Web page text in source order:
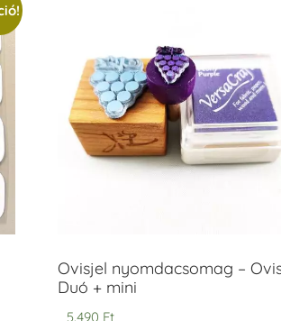
Ovisjel nyomdacsomag –
Duó + mini
5.490 Ft